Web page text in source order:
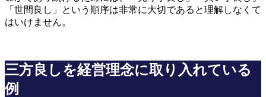
「世間良し」という順序は非常に大切であると理解しなくて
はいけません。
三方良しを経営理念に取り入れている
例